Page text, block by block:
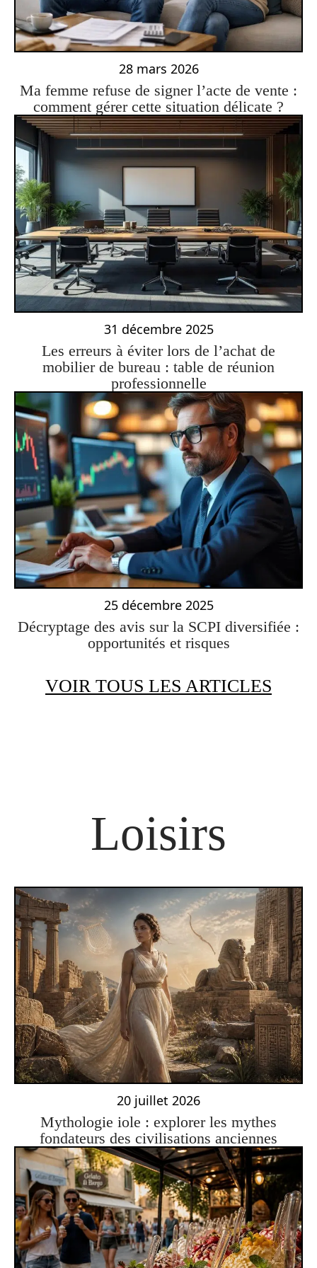
28 mars 2026
Ma femme refuse de signer l’acte de vente :
comment gérer cette situation délicate ?
31 décembre 2025
Les erreurs à éviter lors de l’achat de
mobilier de bureau : table de réunion
professionnelle
25 décembre 2025
Décryptage des avis sur la SCPI diversifiée :
opportunités et risques
VOIR TOUS LES ARTICLES
Loisirs
20 juillet 2026
Mythologie iole : explorer les mythes
fondateurs des civilisations anciennes